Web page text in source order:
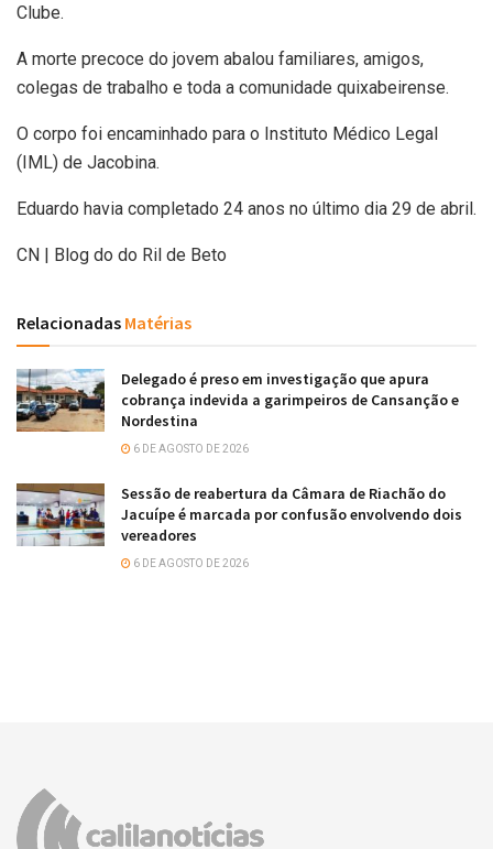
Clube.
A morte precoce do jovem abalou familiares, amigos,
colegas de trabalho e toda a comunidade quixabeirense.
O corpo foi encaminhado para o Instituto Médico Legal
(IML) de Jacobina.
Eduardo havia completado 24 anos no último dia 29 de abril.
CN | Blog do do Ril de Beto
Relacionadas Matérias
Delegado é preso em investigação que apura
cobrança indevida a garimpeiros de Cansanção e
Nordestina
6 DE AGOSTO DE 2026
Sessão de reabertura da Câmara de Riachão do
Jacuípe é marcada por confusão envolvendo dois
vereadores
6 DE AGOSTO DE 2026